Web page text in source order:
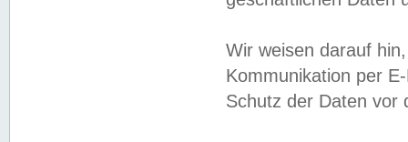
Wir weisen darauf
Kommunikation per
Schutz der Daten vor